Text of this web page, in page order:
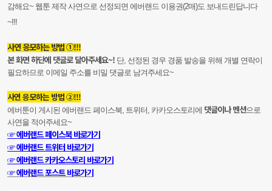
감해요~ 웹툰 제작 사연으로 선정되면 에버랜드 이용권(2매)도 보내드린답니다
~!!!
사연 응모하는 방법 ①!!!
본 화면 하단에 댓글로 달아주세요~! 단, 선정된 경우 경품 발송을 위해 개별 연락이
필요하므로 이메일 주소를 비밀 댓글로 남겨주세요~
사연 응모하는 방법 ②!!!
에버툰이 게시된 에버랜드 페이스북, 트위터, 카카오스토리에 댓글이나 멘션으로
사연을 적어주세요~
☞ 에버랜드 페이스북 바로가기
☞ 에버랜드 트위터 바로가기
☞ 에버랜드 카카오스토리 바로가기
☞ 에버랜드 포스트 바로가기